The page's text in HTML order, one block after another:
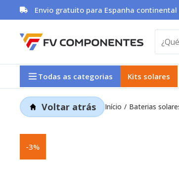
to
Envio gratuito para Espanha
Todas as categorias Kits solares
Voltar atrás Início Baterias
-3%